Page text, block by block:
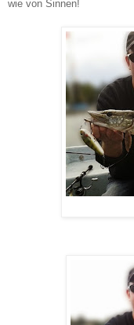
wie von Sinnen!